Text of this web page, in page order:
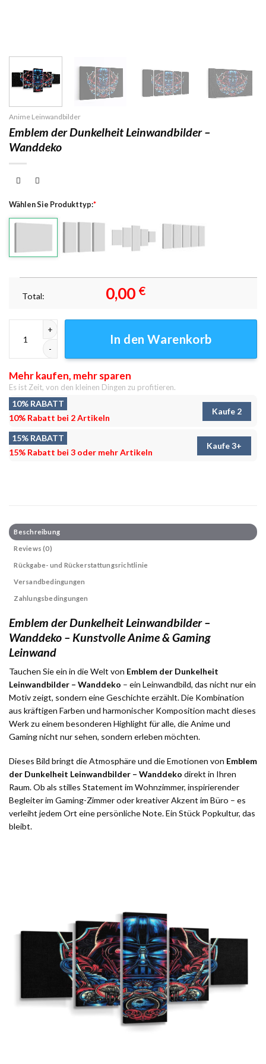
Anime Leinwandbilder
Emblem der Dunkelheit Leinwandbilder –
Wanddeko
Wählen Sie Produkttyp:*
Total: 0,00 €
In den Warenkorb
Mehr kaufen, mehr sparen
Es ist Zeit, von den kleinen Dingen zu profitieren.
10% RABATT
10% Rabatt bei 2 Artikeln
Kaufe 2
15% RABATT
15% Rabatt bei 3 oder mehr Artikeln
Kaufe 3+
Beschreibung
Reviews (0)
Rückgabe- und Rückerstattungsrichtlinie
Versandbedingungen
Zahlungsbedingungen
Emblem der Dunkelheit Leinwandbilder –
Wanddeko – Kunstvolle Anime & Gaming
Leinwand
Tauchen Sie ein in die Welt von Emblem der Dunkelheit
Leinwandbilder – Wanddeko – ein Leinwandbild, das nicht nur ein
Motiv zeigt, sondern eine Geschichte erzählt. Die Kombination
aus kräftigen Farben und harmonischer Komposition macht dieses
Werk zu einem besonderen Highlight für alle, die Anime und
Gaming nicht nur sehen, sondern erleben möchten.
Dieses Bild bringt die Atmosphäre und die Emotionen von Emblem
der Dunkelheit Leinwandbilder – Wanddeko direkt in Ihren
Raum. Ob als stilles Statement im Wohnzimmer, inspirierender
Begleiter im Gaming-Zimmer oder kreativer Akzent im Büro – es
verleiht jedem Ort eine persönliche Note. Ein Stück Popkultur, das
bleibt.